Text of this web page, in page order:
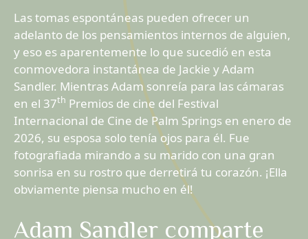
Las tomas espontáneas pueden ofrecer un
adelanto de los pensamientos internos de alguien,
y eso es aparentemente lo que sucedió en esta
conmovedora instantánea de Jackie y Adam
Sandler. Mientras Adam sonreía para las cámaras
en el 37th Premios de cine del Festival
Internacional de Cine de Palm Springs en enero de
2026, su esposa solo tenía ojos para él. Fue
fotografiada mirando a su marido con una gran
sonrisa en su rostro que derretirá tu corazón. ¡Ella
obviamente piensa mucho en él!
Adam Sandler comparte